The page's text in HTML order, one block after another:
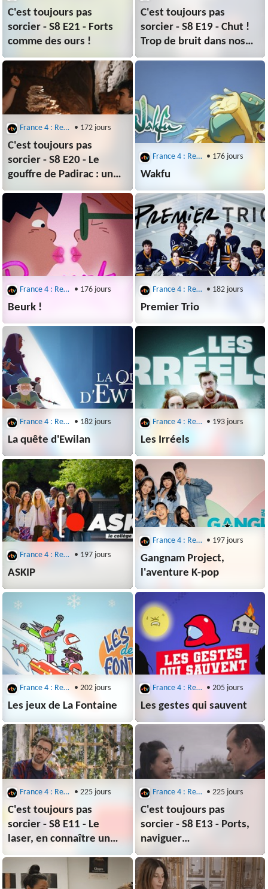
C'est toujours pas
sorcier - S8 E21 - Forts
comme des ours !
C'est toujours pas
sorcier - S8 E19 - Chut !
Trop de bruit dans nos
oreilles !
France 4 : Replays : C'est Toujours Pas Sorcier • 172 jours
C'est toujours pas
sorcier - S8 E20 - Le
gouffre de Padirac : un
gouffre de sciences
France 4 : Replays : C'est Toujours Pas Sorcier • 176 jours
Wakfu
France 4 : Replays : C'est Toujours Pas Sorcier • 176 jours
Beurk !
France 4 : Replays : C'est Toujours Pas Sorcier • 182 jours
Premier Trio
France 4 : Replays : C'est Toujours Pas Sorcier • 182 jours
La quête d'Ewilan
France 4 : Replays : C'est Toujours Pas Sorcier • 193 jours
Les Irréels
France 4 : Replays : C'est Toujours Pas Sorcier • 197 jours
ASKIP
France 4 : Replays : C'est Toujours Pas Sorcier • 197 jours
Gangnam Project,
l'aventure K-pop
France 4 : Replays : C'est Toujours Pas Sorcier • 202 jours
Les jeux de La Fontaine
France 4 : Replays : C'est Toujours Pas Sorcier • 205 jours
Les gestes qui sauvent
France 4 : Replays : C'est Toujours Pas Sorcier • 225 jours
C'est toujours pas
sorcier - S8 E11 - Le
laser, en connaître un
rayon !
France 4 : Replays : C'est Toujours Pas Sorcier • 225 jours
C'est toujours pas
sorcier - S8 E13 - Ports,
naviguer
vers l’innovation…